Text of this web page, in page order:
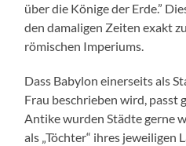
über die Könige der Erde.”
den damaligen Zeiten exakt
römischen Imperiums.
Dass Babylon einerseits als
Frau beschrieben wird, passt
Antike wurden Städte gerne
als „Töchter“ ihres jeweiligen